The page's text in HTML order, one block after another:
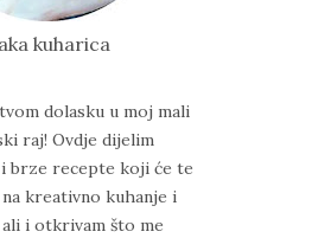
kuharica
dolasku u moj mali
raj! Ovdje dijelim
brze recepte koji će te
kreativno kuhanje i
ali i otkrivam što me